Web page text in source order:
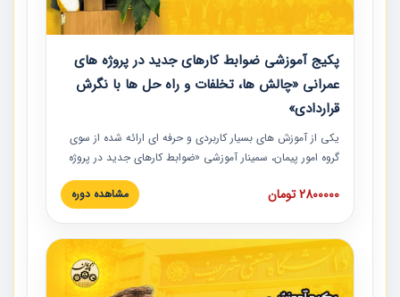
پکیج آموزشی ضوابط کارهای جدید در پروژه های
عمرانی «چالش ها، تخلفات و راه حل ها با نگرش
قراردادی»
یکی از آموزش‏‏‏‏‏‏ های بسیار کاربردی و حرفه‏ ای ارائه شده از سوی
گروه امور پیمان، سمینار آموزشی «ضوابط کارهای جدید در پروژه
های عمرانی» چالش ها، تخلفات و راه حل ها با نگرش قراردادی
است که در محل سندیکای شرکت های ساختمانی کشور ارائه شد.
مدارک پیمان به همراه تجربیات عملی ارائه شده است.
2800000 تومان مشاهده دوره